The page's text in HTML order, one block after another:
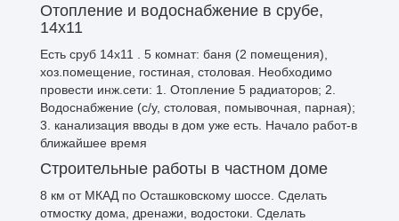
Отопление и водоснабжение в срубе,
14х11
Есть сруб 14х11 . 5 комнат: баня (2 помещения),
хоз.помещение, гостиная, столовая. Необходимо
провести инж.сети: 1. Отопление 5 радиаторов; 2.
Водоснабжение (с/у, столовая, помывочная, парная);
3. канализация вводы в дом уже есть. Начало работ-в
ближайшее время
Строительные работы в частном доме
8 км от МКАД по Осташковскому шоссе. Сделать
отмостку дома, дренажи, водостоки. Сделать